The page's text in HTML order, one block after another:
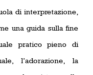
di interpretazione,
una guida sulla fine
pratico pieno di
l’adorazione, la